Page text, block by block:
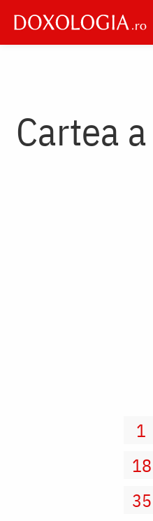
main
Cartea
1
18
35